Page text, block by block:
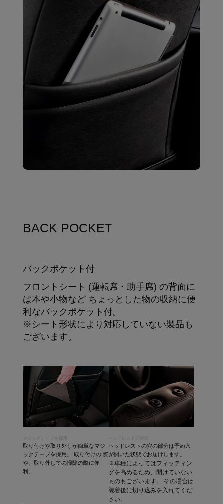
BACK POCKET
バックポケット付
フロントシート (運転席・助手席) の背面に
は本や小物など ちょっとした物の収納に便
利なバックポケット付。
※シート形状により対応していない製品も
ございます。
マジックテープを採用
取り付けや取り外しが簡単なマジ
ックテープを採用。 取り付けの 際
や、取り外しての掃除の際に便
利。
ヘッドレスト穴対応
ヘッドレストの穴の部分は予め穴
が開いた状態でお届けします。
※車種によってはフィッティン
グを高めるため、開けていない
ものもございます。 その場合は
装着後に切り込みを入れてくだ
さい。